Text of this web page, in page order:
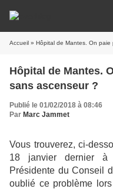
Accueil » Hôpital de Mantes. On paie
Hôpital de Mantes.
sans ascenseur ?
Publié le 01/02/2018 à 08:46
Par Marc Jammet
Vous trouverez, ci-
18 janvier dernier à
Présidente du Conseil
oublié ce problème